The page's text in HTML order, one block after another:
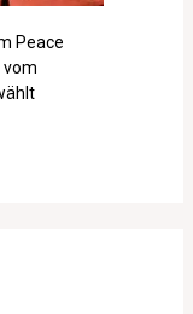
Peace
vom